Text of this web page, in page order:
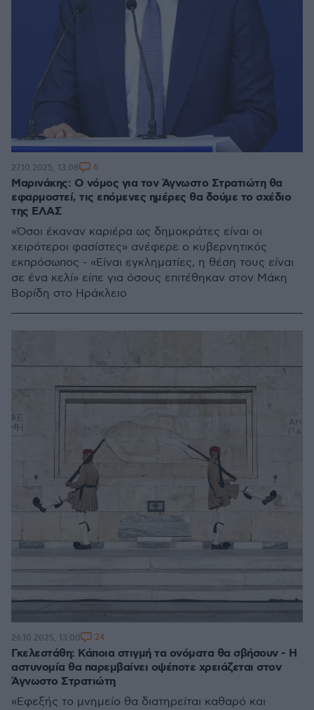
Μαρινάκης: Ο νόμος για τον Άγνωστο Στρατιώτη θα
εφαρμοστεί, τις επόμενες ημέρες θα δούμε το σχέδιο
της ΕΛΑΣ
«Όσοι έκαναν καριέρα ως δημοκράτες είναι οι
χειρότεροι φασίστες» ανέφερε ο κυβερνητικός
εκπρόσωπος - «Είναι εγκληματίες, η θέση τους είναι
σε ένα κελί» είπε για όσους επιτέθηκαν στον Μάκη
Βορίδη στο Ηράκλειο
27.10.2025, 13:08 6
Γκελεστάθη: Κάποια στιγμή τα ονόματα θα σβήσουν - Η
αστυνομία θα παρεμβαίνει οψέποτε χρειάζεται στον
Άγνωστο Στρατιώτη
«Εφεξής το μνημείο θα διατηρείται καθαρό και
26.10.2025, 13:00 24